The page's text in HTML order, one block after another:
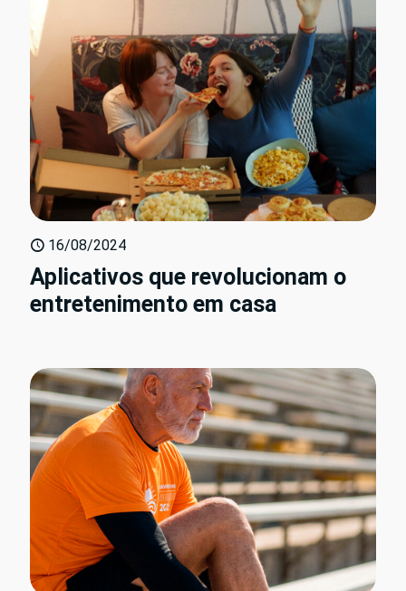
16/08/2024
Aplicativos que revolucionam o
entretenimento em casa